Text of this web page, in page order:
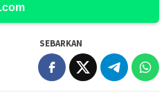
SEBARKAN